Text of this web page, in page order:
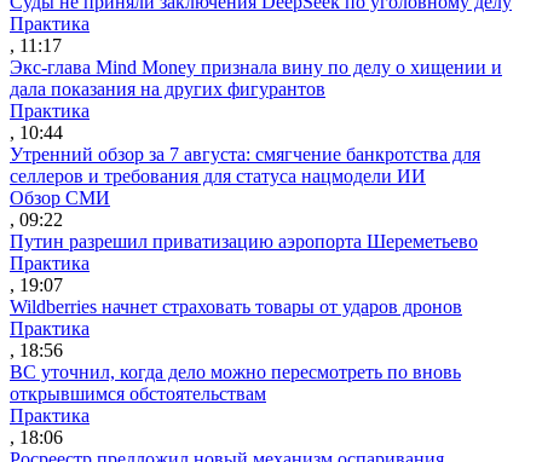
Практика
, 11:17
Экс-глава Mind Money признала вину по делу о хищении и
дала показания на других фигурантов
Практика
, 10:44
Утренний обзор за 7 августа: смягчение банкротства для
селлеров и требования для статуса нацмодели ИИ
Обзор СМИ
, 09:22
Путин разрешил приватизацию аэропорта Шереметьево
Практика
, 19:07
Wildberries начнет страховать товары от ударов дронов
Практика
, 18:56
ВС уточнил, когда дело можно пересмотреть по вновь
открывшимся обстоятельствам
Практика
, 18:06